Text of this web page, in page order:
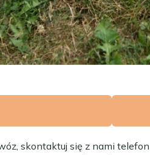
skontaktuj się z nami